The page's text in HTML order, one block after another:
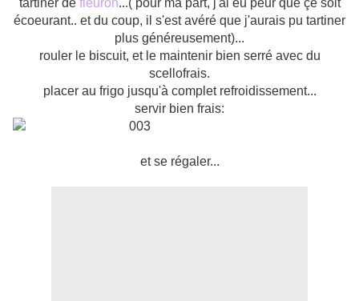
tartiner de fleuron...( pour ma part, j'ai eu peur que çe soit
écoeurant.. et du coup, il s'est avéré que j'aurais pu tartiner
plus généreusement)...
rouler le biscuit, et le maintenir bien serré avec du
scellofrais.
placer au frigo jusqu'à complet refroidissement...
servir bien frais:
et se régaler...